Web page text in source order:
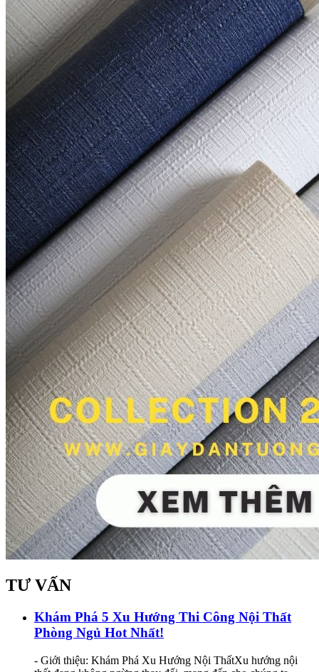
TƯ VẤN
Khám Phá 5 Xu Hướng Thi Công Nội Thất
Phòng Ngủ Hot Nhất!
- Giới thiệu: Khám Phá Xu Hướng Nội ThấtXu hướng nội